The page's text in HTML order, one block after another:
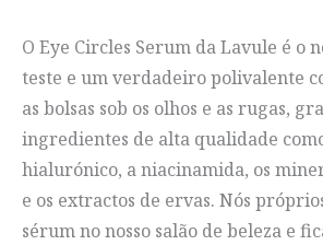
O Eye Circles Serum da Lavule é o
teste e um verdadeiro polivalente
as bolsas sob os olhos e as rugas,
ingredientes de alta qualidade
hialurónico, a niacinamida, os
e os extractos de ervas. Nós
sérum no nosso salão de beleza e